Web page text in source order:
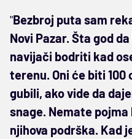
"Bezbroj puta sam
Novi Pazar. Šta god
navijači bodriti kad
terenu. Oni će biti 100
gubili, ako vide da
snage. Nemate
njihova podrška. Kad